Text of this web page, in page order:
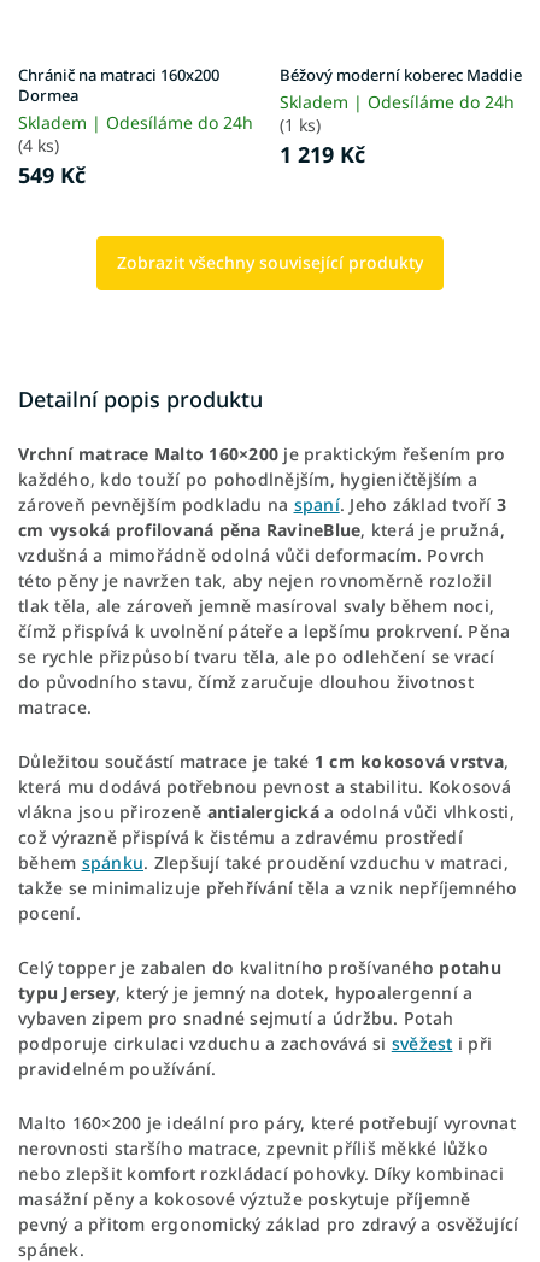
Chránič na matraci 160x200
Dormea
Skladem | Odesíláme do 24h
(4 ks)
549 Kč
Béžový moderní koberec Maddie
Skladem | Odesíláme do 24h
(1 ks)
1 219 Kč
Zobrazit všechny související produkty
Detailní popis produktu
Vrchní matrace Malto 160×200 je praktickým řešením pro
každého, kdo touží po pohodlnějším, hygieničtějším a
zároveň pevnějším podkladu na spaní. Jeho základ tvoří 3
cm vysoká profilovaná pěna RavineBlue, která je pružná,
vzdušná a mimořádně odolná vůči deformacím. Povrch
této pěny je navržen tak, aby nejen rovnoměrně rozložil
tlak těla, ale zároveň jemně masíroval svaly během noci,
čímž přispívá k uvolnění páteře a lepšímu prokrvení. Pěna
se rychle přizpůsobí tvaru těla, ale po odlehčení se vrací
do původního stavu, čímž zaručuje dlouhou životnost
matrace.
Důležitou součástí matrace je také 1 cm kokosová vrstva,
která mu dodává potřebnou pevnost a stabilitu. Kokosová
vlákna jsou přirozeně antialergickáa odolná vůči vlhkosti,
což výrazně přispívá k čistému a zdravému prostředí
během spánku. Zlepšují také proudění vzduchu v matraci,
takže se minimalizuje přehřívání těla a vznik nepříjemného
pocení.
Celý topper je zabalen do kvalitního prošívaného potahu
typu Jersey, který je jemný na dotek, hypoalergenní a
vybaven zipem pro snadné sejmutí a údržbu. Potah
podporuje cirkulaci vzduchu a zachovává si svěžest i při
pravidelném používání.
Malto 160×200 je ideální pro páry, které potřebují vyrovnat
nerovnosti staršího matrace, zpevnit příliš měkké lůžko
nebo zlepšit komfort rozkládací pohovky. Díky kombinaci
masážní pěny a kokosové výztuže poskytuje příjemně
pevný a přitom ergonomický základ pro zdravý a osvěžující
spánek.